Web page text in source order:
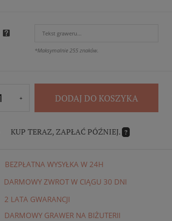
*Maksymalnie 255 znaków.
DODAJ DO KOSZYKA
KUP TERAZ, ZAPŁAĆ PÓŹNIEJ. ?
BEZPŁATNA WYSYŁKA W 24H
DARMOWY ZWROT W CIĄGU 30 DNI
2 LATA GWARANCJI
DARMOWY GRAWER NA BIŻUTERII